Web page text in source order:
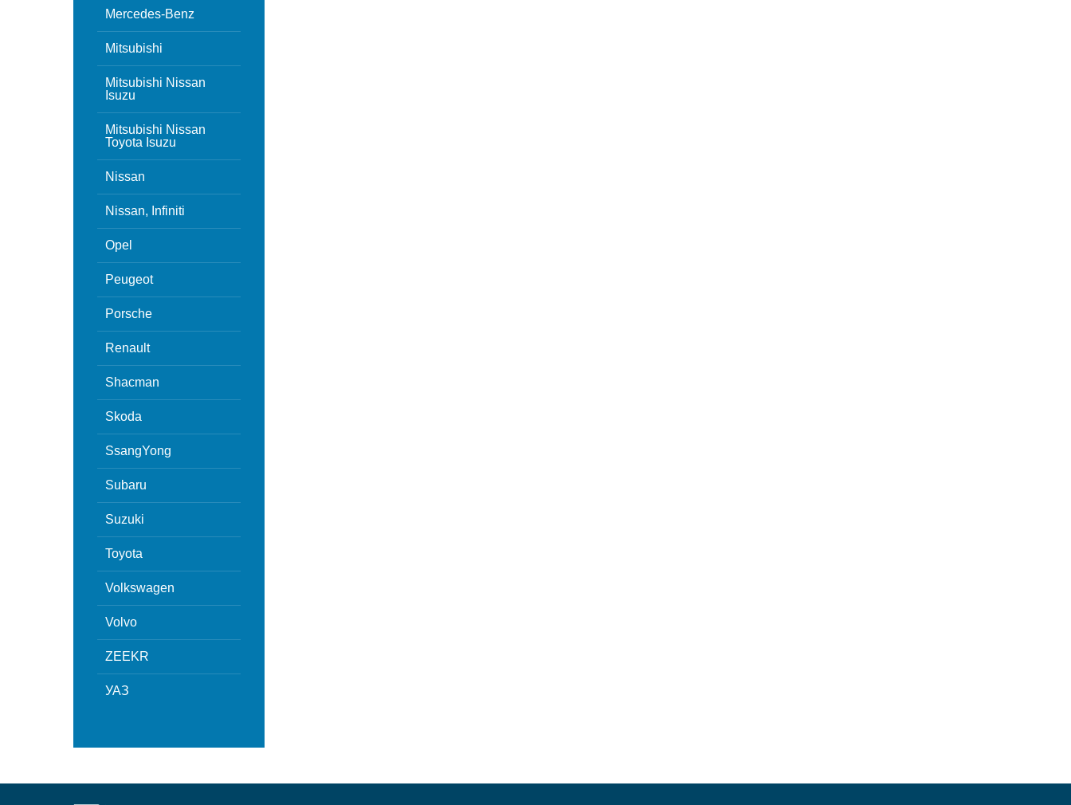
Mercedes-Benz
Mitsubishi
Mitsubishi Nissan
Isuzu
Mitsubishi Nissan
Toyota Isuzu
Nissan
Nissan, Infiniti
Opel
Peugeot
Porsche
Renault
Shacman
Skoda
SsangYong
Subaru
Suzuki
Toyota
Volkswagen
Volvo
ZEEKR
УАЗ